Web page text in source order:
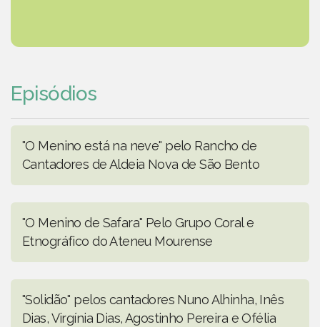
Episódios
"O Menino está na neve" pelo Rancho de
Cantadores de Aldeia Nova de São Bento
"O Menino de Safara" Pelo Grupo Coral e
Etnográfico do Ateneu Mourense
"Solidão" pelos cantadores Nuno Alhinha, Inês
Dias, Virgínia Dias, Agostinho Pereira e Ofélia